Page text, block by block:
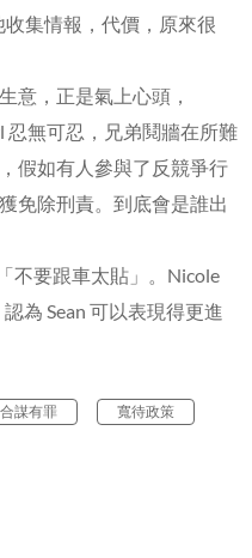
收集情報，代價，原來很
意，正是氣上心頭，
忍無可忍，兄弟鬩牆在所難
假如有人參與了反競爭行
免除刑責。到底會是誰出
不要跟車太貼」。Nicole
為 Sean 可以表現得更進
合謀有罪 寬待政策